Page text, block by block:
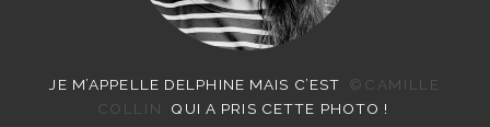
JE M’APPELLE DELPHINE MAIS C’EST
©CAMILLE
COLLIN
QUI A PRIS CETTE PHOTO !